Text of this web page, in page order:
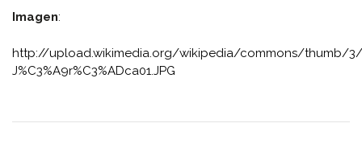
Imagen:
http://upload.wikimedia.org/wikipedia/commons/thumb/3/
J%C3%A9r%C3%ADca01.JPG